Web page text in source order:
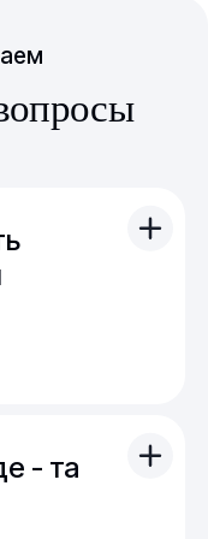
проект
заданием.
как мелкую
отводы,
- та